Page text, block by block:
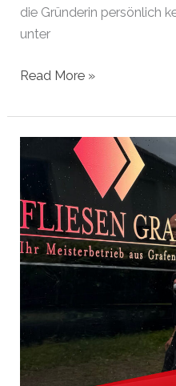
die Gründerin persönlich
unter
Gründerin
Monats
Oktober
|
Herrenberg
Read More »